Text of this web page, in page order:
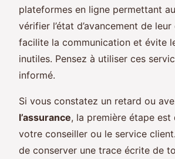
plateformes en ligne permettant
vérifier l’état d’avancement de
facilite la communication et évite
inutiles. Pensez à utiliser ces
informé.
Si vous constatez un retard ou
l’assurance, la première étape
votre conseiller ou le service
de conserver une trace écrite de